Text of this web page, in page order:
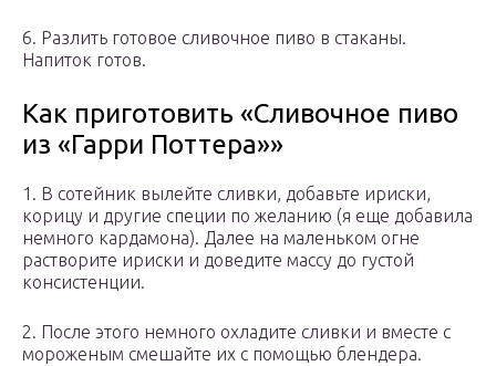
6. Разлить готовое сливочное пиво в стаканы.
Напиток готов.
Как приготовить «Сливочное пиво
из «Гарри Поттера»»
1. В сотейник вылейте сливки, добавьте ириски,
корицу и другие специи по желанию (я еще добавила
немного кардамона). Далее на маленьком огне
растворите ириски и доведите массу до густой
консистенции.
2. После этого немного охладите сливки и вместе с
мороженым смешайте их с помощью блендера.